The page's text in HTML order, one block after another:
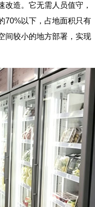
改造。它无需人员值守，
70%以下，占地面积只有
间较小的地方部署，实现